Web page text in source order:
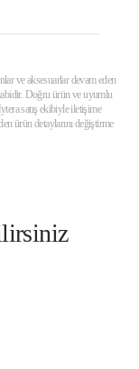
ve aksesuarlar devam eden
Doğru ürün ve uyumlu
satış ekibiyle iletişime
ürün detaylarını değiştirme